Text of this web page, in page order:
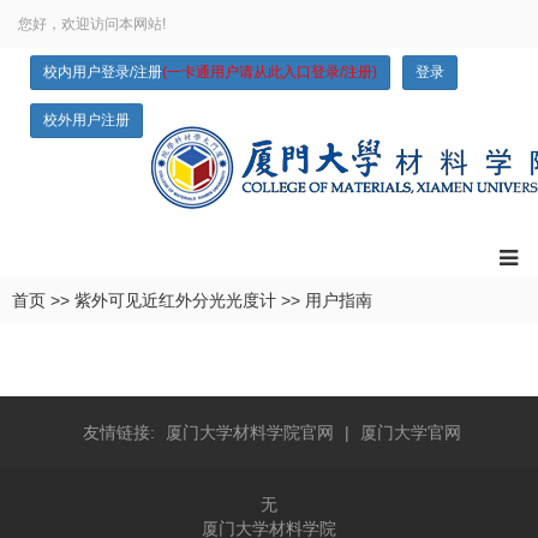
您好，欢迎访问本网站!
校内用户登录/注册(一卡通用户请从此入口登录/注册) 登录
校外用户注册
首页 >> 紫外可见近红外分光光度计 >> 用户指南
友情链接: 厦门大学材料学院官网 | 厦门大学官网
无
厦门大学材料学院